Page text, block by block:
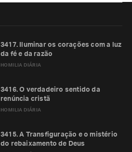
HOMILIA DIÁRIA
3417. Iluminar os corações com a luz
da fé e da razão
HOMILIA DIÁRIA
3416. O verdadeiro sentido da
renúncia cristã
3415. A Transfiguração e o mistério
do rebaixamento de Deus